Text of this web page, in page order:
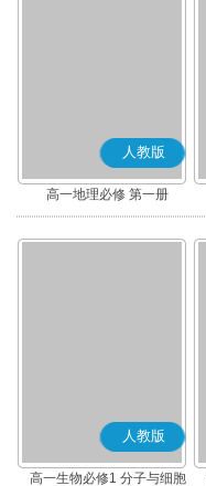
人教版
高一地理必修 第一册
人教版
高一生物必修1 分子与细胞